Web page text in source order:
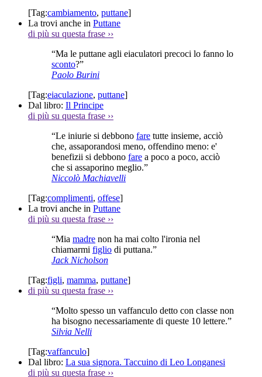
[Tag:cambiamento, puttane]
La trovi anche in Puttane
di più su questa frase ››
“Ma le puttane agli eiaculatori precoci lo fanno lo
sconto?”
Paolo Burini
[Tag:eiaculazione, puttane]
Dal libro: Il Principe
di più su questa frase ››
“Le iniurie si debbono fare tutte insieme, acciò
che, assaporandosi meno, offendino meno: e'
benefizii si debbono fare a poco a poco, acciò
che si assaporino meglio.”
Niccolò Machiavelli
[Tag:complimenti, offese]
La trovi anche in Puttane
di più su questa frase ››
“Mia madre non ha mai colto l'ironia nel
chiamarmi figlio di puttana.”
Jack Nicholson
[Tag:figli, mamma, puttane]
di più su questa frase ››
“Molto spesso un vaffanculo detto con classe non
ha bisogno necessariamente di queste 10 lettere.”
Silvia Nelli
[Tag:vaffanculo]
Dal libro: La sua signora. Taccuino di Leo Longanesi
di più su questa frase ››